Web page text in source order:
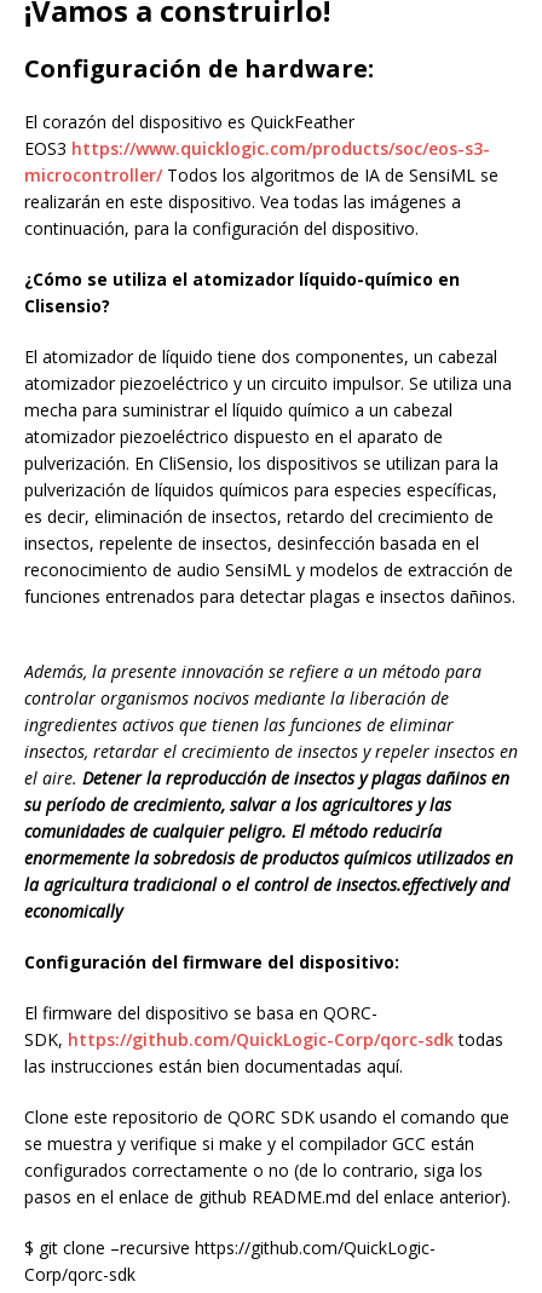
¡Vamos a construirlo!
Configuración de hardware:
El corazón del dispositivo es QuickFeather
EOS3 https://www.quicklogic.com/products/soc/eos-s3-
microcontroller/ Todos los algoritmos de IA de SensiML se
realizarán en este dispositivo. Vea todas las imágenes a
continuación, para la configuración del dispositivo.
¿Cómo se utiliza el atomizador líquido-químico en
Clisensio?
El atomizador de líquido tiene dos componentes, un cabezal
atomizador piezoeléctrico y un circuito impulsor. Se utiliza una
mecha para suministrar el líquido químico a un cabezal
atomizador piezoeléctrico dispuesto en el aparato de
pulverización. En CliSensio, los dispositivos se utilizan para la
pulverización de líquidos químicos para especies específicas,
es decir, eliminación de insectos, retardo del crecimiento de
insectos, repelente de insectos, desinfección basada en el
reconocimiento de audio SensiML y modelos de extracción de
funciones entrenados para detectar plagas e insectos dañinos.
Además, la presente innovación se refiere a un método para
controlar organismos nocivos mediante la liberación de
ingredientes activos que tienen las funciones de eliminar
insectos, retardar el crecimiento de insectos y repeler insectos en
el aire. Detener la reproducción de insectos y plagas dañinos en
su período de crecimiento, salvar a los agricultores y las
comunidades de cualquier peligro. El método reduciría
enormemente la sobredosis de productos químicos utilizados en
la agricultura tradicional o el control de insectos.effectively and
economically
Configuración del firmware del dispositivo:
El firmware del dispositivo se basa en QORC-
SDK, https://github.com/QuickLogic-Corp/qorc-sdktodas
las instrucciones están bien documentadas aquí.
Clone este repositorio de QORC SDK usando el comando que
se muestra y verifique si make y el compilador GCC están
configurados correctamente o no (de lo contrario, siga los
pasos en el enlace de github README.md del enlace anterior).
$ git clone –recursive https://github.com/QuickLogic-
Corp/qorc-sdk